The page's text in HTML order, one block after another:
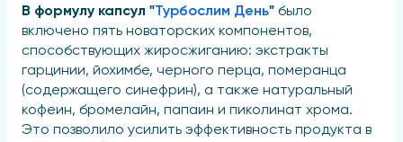
В формулу капсул "Турбослим День" было
включено пять новаторских компонентов,
способствующих жиросжиганию: экстракты
гарцинии, йохимбе, черного перца, померанца
(содержащего синефрин), а также натуральный
кофеин, бромелайн, папаин и пиколинат хрома.
Это позволило усилить эффективность продукта в